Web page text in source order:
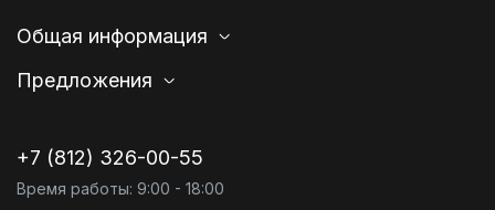
Общая информация
Предложения
+7 (812) 326-00-55
Время работы: 9:00 - 18:00